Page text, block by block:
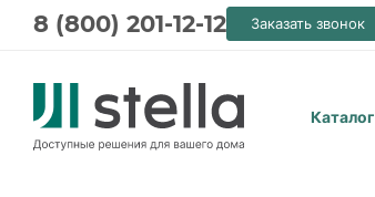
8 (800) 201-12-12 Заказать звонок
Каталог